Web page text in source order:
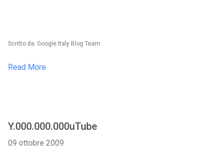
Scritto da: Google Italy Blog Team
Read More
Y.000.000.000uTube
09 ottobre 2009